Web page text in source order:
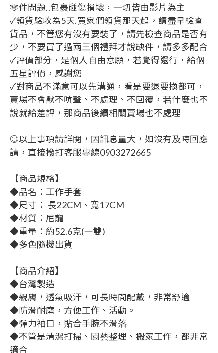
零件問題..包裹碰傷損壞，一切皆由影片為主
✓領貨驗收為5天.買家們領貨那天起，請盡早檢查
貨品，不管您有沒有要裝了，請先檢查商品是否有
少，不要買了過兩三個禮拜才說缺件，請多多配合
✓評價部分，是個人自由意願，若覺得還行，給個
五星評價，感謝您
✓對商品不滿意可以先溝通，看是要退要換都可，
賣場不會默不吭聲、不處理、不回覆，若什麼也不
說就給差評，那商品後續相關賣場也不處理
◎以上事項請詳閱，因訊息量大，如沒有及時回應
請，直接撥打客服專線0903272665
【商品規格】
◆品名：工作手套
◆尺寸： 長22CM、寬17CM
◆材質：尼龍
◆重量：約52.6克(一雙)
◆多色隨機出貨
【商品介紹】
◆台灣製造
◆親膚，透氣吸汗，可長時間配戴，非常舒適
◆防滑耐磨，方便工作、活動。
◆彈力袖口，貼合手腕不滑落
◆不管是清潔打掃、園藝整理、搬家工作，都非常
適合